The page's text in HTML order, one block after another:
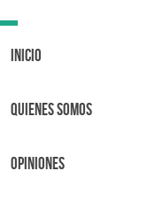
Toggle
Inicio
Quienes Somos
OPINIONES